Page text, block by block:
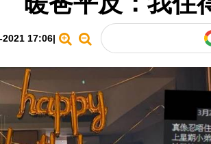
2021 17:06|